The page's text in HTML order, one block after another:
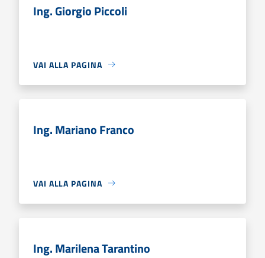
Ing. Giorgio Piccoli
VAI ALLA PAGINA
Ing. Mariano Franco
VAI ALLA PAGINA
Ing. Marilena Tarantino